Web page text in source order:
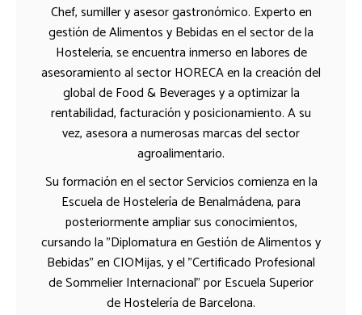
Chef, sumiller y asesor gastronómico. Experto en
gestión de Alimentos y Bebidas en el sector de la
Hostelería, se encuentra inmerso en labores de
asesoramiento al sector HORECA en la creación del
global de Food & Beverages y a optimizar la
rentabilidad, facturación y posicionamiento. A su
vez, asesora a numerosas marcas del sector
agroalimentario.
Su formación en el sector Servicios comienza en la
Escuela de Hostelería de Benalmádena, para
posteriormente ampliar sus conocimientos,
cursando la "Diplomatura en Gestión de Alimentos y
Bebidas" en CIOMijas, y el "Certificado Profesional
de Sommelier Internacional" por Escuela Superior
de Hostelería de Barcelona.